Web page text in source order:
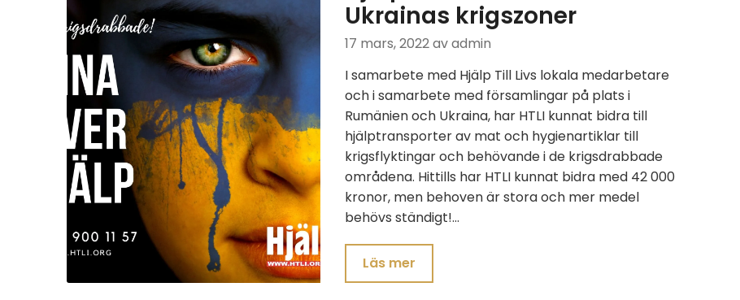
Ukrainas krigszoner
17 mars, 2022av admin
I samarbete med Hjälp Till Livs lokala medarbetare
och i samarbete med församlingar på plats i
Rumänien och Ukraina, har HTLI kunnat bidra till
hjälptransporter av mat och hygienartiklar till
krigsflyktingar och behövande i de krigsdrabbade
områdena. Hittills har HTLI kunnat bidra med 42 000
kronor, men behoven är stora och mer medel
behövs ständigt!…
Läs mer